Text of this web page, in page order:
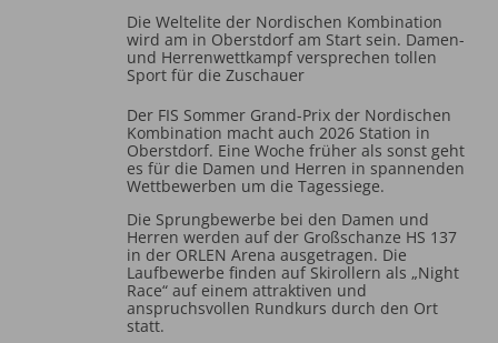
Die Weltelite der Nordischen Kombination
wird am in Oberstdorf am Start sein. Damen-
und Herrenwettkampf versprechen tollen
Sport für die Zuschauer
Der FIS Sommer Grand-Prix der Nordischen
Kombination macht auch 2026 Station in
Oberstdorf. Eine Woche früher als sonst geht
es für die Damen und Herren in spannenden
Wettbewerben um die Tagessiege.
Die Sprungbewerbe bei den Damen und
Herren werden auf der Großschanze HS 137
in der ORLEN Arena ausgetragen. Die
Laufbewerbe finden auf Skirollern als „Night
Race“ auf einem attraktiven und
anspruchsvollen Rundkurs durch den Ort
statt.